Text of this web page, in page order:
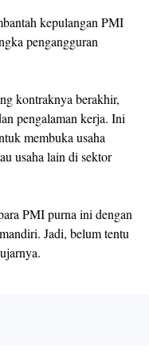
kepulangan PMI
pengangguran
kontraknya berakhir,
pengalaman kerja. Ini
membuka usaha
usaha lain di sektor
PMI purna ini dengan
Jadi, belum tentu